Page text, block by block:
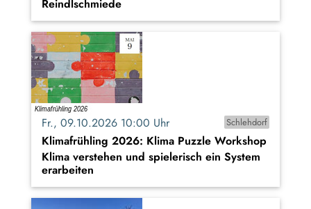
Reindlschmiede
Fr., 09.10.2026 10:00 Uhr Schlehdorf
Klimafrühling 2026: Klima Puzzle Workshop
Klima verstehen und spielerisch ein System
erarbeiten